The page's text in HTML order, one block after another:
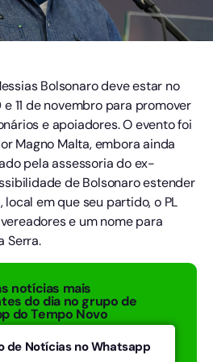
Bolsonaro deve estar no
11 de novembro para promover
e apoiadores. O evento foi
Magno Malta, embora ainda
pela assessoria do ex-
de Bolsonaro estender
local em que seu partido, o PL
e um nome para
Serra.
notícias mais
do dia no grupo de
do Tempo Novo
de Notícias no Whatsapp